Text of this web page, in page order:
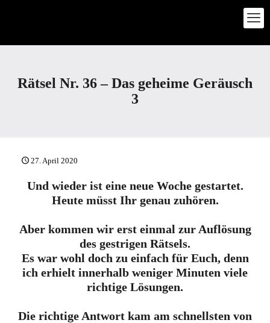
Rätsel Nr. 36 – Das geheime Geräusch
3
27. April 2020
Und wieder ist eine neue Woche gestartet.
Heute müsst Ihr genau zuhören.
Aber kommen wir erst einmal zur Auflösung
des gestrigen Rätsels.
Es war wohl doch zu einfach für Euch, denn
ich erhielt innerhalb weniger Minuten viele
richtige Lösungen.
Die richtige Antwort kam am schnellsten von